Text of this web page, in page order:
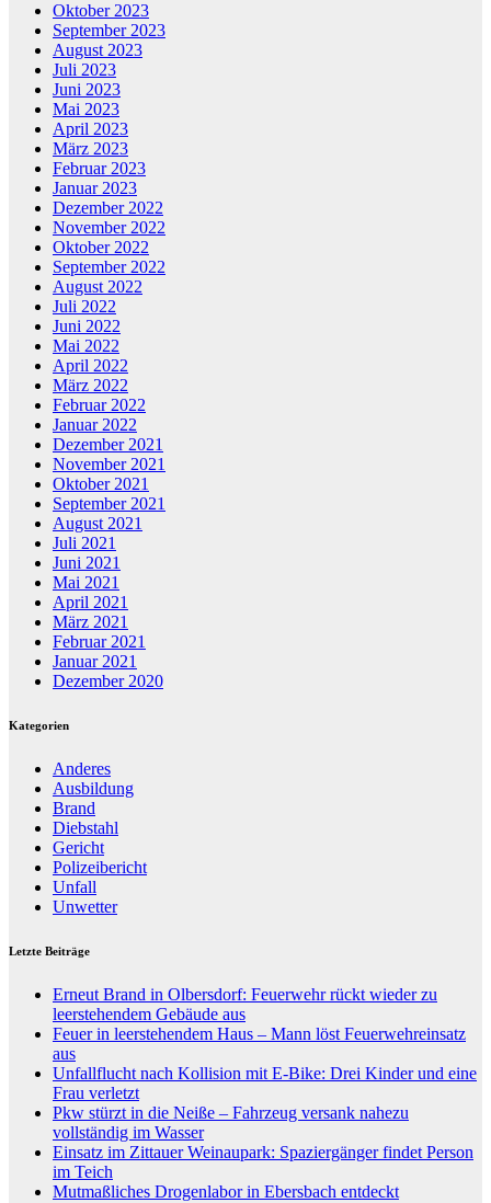
Oktober 2023
September 2023
August 2023
Juli 2023
Juni 2023
Mai 2023
April 2023
März 2023
Februar 2023
Januar 2023
Dezember 2022
November 2022
Oktober 2022
September 2022
August 2022
Juli 2022
Juni 2022
Mai 2022
April 2022
März 2022
Februar 2022
Januar 2022
Dezember 2021
November 2021
Oktober 2021
September 2021
August 2021
Juli 2021
Juni 2021
Mai 2021
April 2021
März 2021
Februar 2021
Januar 2021
Dezember 2020
Kategorien
Anderes
Ausbildung
Brand
Diebstahl
Gericht
Polizeibericht
Unfall
Unwetter
Letzte Beiträge
Erneut Brand in Olbersdorf: Feuerwehr rückt wieder zu
leerstehendem Gebäude aus
Feuer in leerstehendem Haus – Mann löst Feuerwehreinsatz
aus
Unfallflucht nach Kollision mit E-Bike: Drei Kinder und eine
Frau verletzt
Pkw stürzt in die Neiße – Fahrzeug versank nahezu
vollständig im Wasser
Einsatz im Zittauer Weinaupark: Spaziergänger findet Person
im Teich
Mutmaßliches Drogenlabor in Ebersbach entdeckt